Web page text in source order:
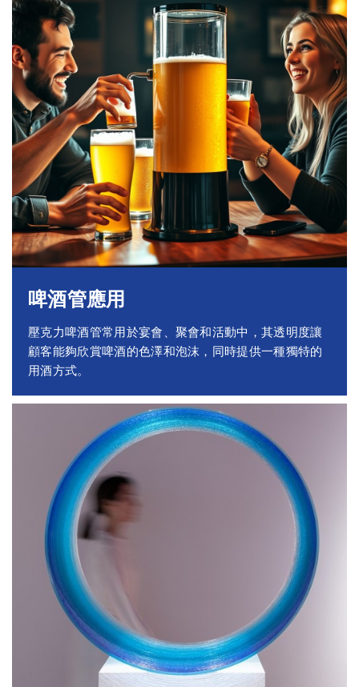
啤酒管應用
壓克力啤酒管常用於宴會、聚會和活動中，其透明度讓
顧客能夠欣賞啤酒的色澤和泡沫，同時提供一種獨特的
用酒方式。